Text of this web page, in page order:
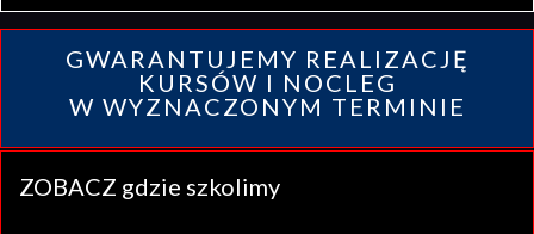
GWARANTUJEMY REALIZACJĘ
KURSÓW I NOCLEG
W WYZNACZONYM TERMINIE
ZOBACZ gdzie szkolimy